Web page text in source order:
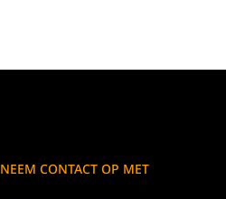
NEEM CONTACT OP MET